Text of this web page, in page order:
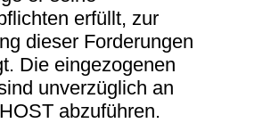
erfüllt, zur
dieser Forderungen
Die eingezogenen
unverzüglich an
abzuführen.